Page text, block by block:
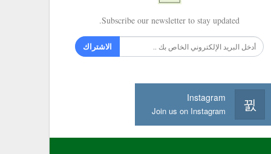
Subscribe our newsletter to stay updated.
الاشتراك
Instagram
Join us on Instagram